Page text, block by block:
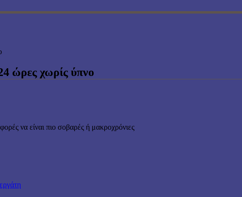
ώρες χωρίς ύπνο
να είναι πιο σοβαρές ή μακροχρόνιες